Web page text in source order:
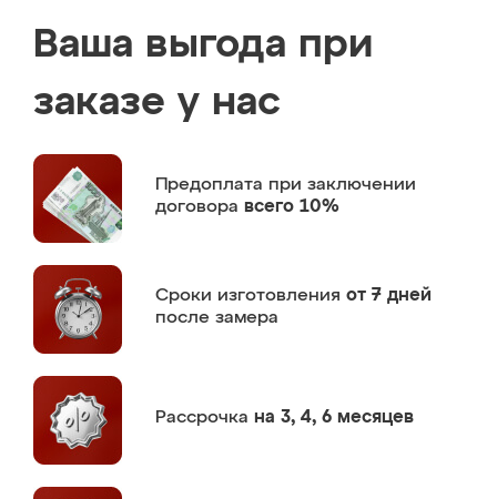
Ваша выгода при
заказе у нас
Предоплата при заключении
договора всего 10%
Сроки изготовления от 7 дней
после замера
Рассрочка на 3, 4, 6 месяцев